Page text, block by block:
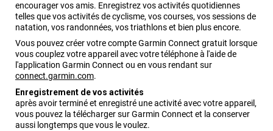
encourager vos amis. Enregistrez vos activités quotidiennes
telles que vos activités de cyclisme, vos courses, vos sessions de
natation, vos randonnées, vos triathlons et bien plus encore.
Vous pouvez créer votre compte Garmin Connect gratuit lorsque
vous couplez votre appareil avec votre téléphone à l'aide de
l'application Garmin Connect ou en vous rendant sur
connect.garmin.com.
Enregistrement de vos activités
après avoir terminé et enregistré une activité avec votre appareil,
vous pouvez la télécharger sur Garmin Connect et la conserver
aussi longtemps que vous le voulez.